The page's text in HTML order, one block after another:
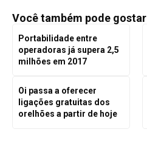
Você também pode gostar
Portabilidade entre
operadoras já supera 2,5
milhões em 2017
Oi passa a oferecer
ligações gratuitas dos
orelhões a partir de hoje